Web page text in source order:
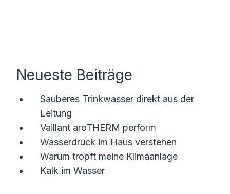
Neueste Beiträge
Sauberes Trinkwasser direkt aus der
Leitung
Vaillant aroTHERM perform
Wasserdruck im Haus verstehen
Warum tropft meine Klimaanlage
Kalk im Wasser